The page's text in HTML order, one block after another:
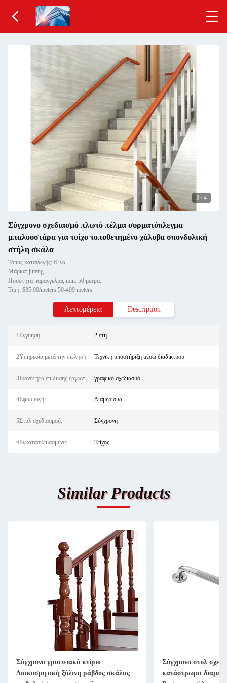
3 / 4
Σύγχρονο σχεδιασμό πλωτό πέλμα συρματόπλεγμα
μπαλουστάρα για τοίχο τοποθετημένο χάλυβα σπονδυλική
στήλη σκάλα
Τόπος καταγωγής: Κίνα
Μάρκα: juteng
Ποσότητα παραγγελίας min: 50 μέτρα.
Τιμή: $35.00/meters 50-499 meters
Λεπτομέρεια Description
1Εγγύηση: 2 έτη
2Υπηρεσία μετά την πώληση: Τεχνική υποστήριξη μέσω διαδικτύου
3Ικανότητα επίλυσης έργων: γραφικό σχεδιασμό
4Εφαρμογή: Διαμέρισμα
5Στυλ σχεδιασμού: Σύγχρονη
6Εγκατασκευασμένο: Τείχος
Similar Products
Σύγχρονο γραφειακό κτίριο
Διακοσμητική ξύλινη ράβδος σκάλας
Σύγχρονο στυλ
κατάστρωμα